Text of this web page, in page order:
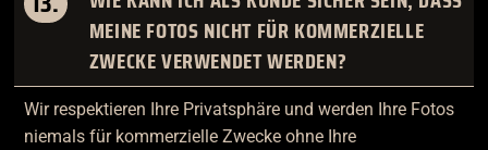
MEINE FOTOS NICHT FÜR KOMMERZIELLE
ZWECKE VERWENDET WERDEN?
Wir respektieren Ihre Privatsphäre und werden Ihre Fotos
niemals für kommerzielle Zwecke ohne Ihre